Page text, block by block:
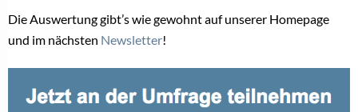
Die Auswertung gibt’s wie gewohnt auf unserer Homepage
und im nächsten Newsletter!